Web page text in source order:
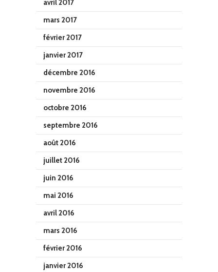
avril 2017
mars 2017
février 2017
janvier 2017
décembre 2016
novembre 2016
octobre 2016
septembre 2016
août 2016
juillet 2016
juin 2016
mai 2016
avril 2016
mars 2016
février 2016
janvier 2016